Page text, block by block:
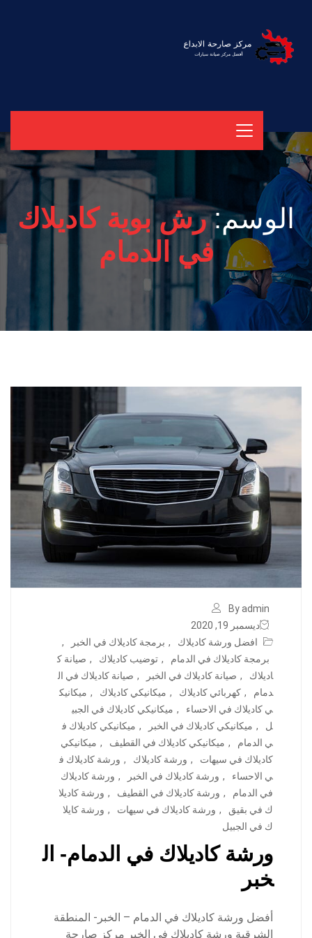
الوسم:رش بوية كاديلاك
في الدمام
By admin
ديسمبر 19, 2020
افضل ورشة كاديلاك
, برمجة كاديلاك في الخبر
,
برمجة كاديلاك في الدمام
, توضيب كاديلاك , صيانة ك
اديلاك
, صيانة كاديلاك في الخبر , صيانة كاديلاك في ال
دمام
, كهربائي كاديلاك , ميكانيكي كاديلاك , ميكانيك
ي كاديلاك في الاحساء
, ميكانيكي كاديلاك في الجبي
ل
, ميكانيكي كاديلاك في الخبر , ميكانيكي كاديلاك ف
ي الدمام
, ميكانيكي كاديلاك في القطيف , ميكانيكي
كاديلاك في سيهات
, ورشة كاديلاك , ورشة كاديلاك ف
ي الاحساء
, ورشة كاديلاك في الخبر , ورشة كاديلاك
في الدمام
, ورشة كاديلاك في القطيف , ورشة كاديلا
ك في بقيق
, ورشة كاديلاك في سيهات , ورشة كايلا
ك في الجبيل
ورشة كاديلاك في الدمام- ال
خبر
أفضل ورشة كاديلاك في الدمام – الخبر- المنطقة
الشرقية ورشة كاديلاك في الخبر مركز صارحة